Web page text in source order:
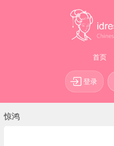
首页
登录
惊鸿